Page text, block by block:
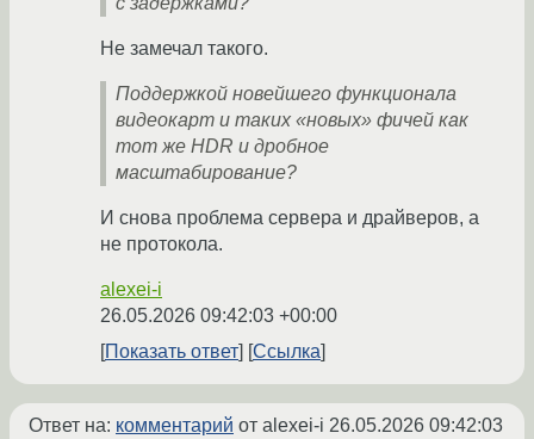
Не замечал такого.
Поддержкой новейшего функционала
видеокарт и таких «новых» фичей как
тот же HDR и дробное
масштабирование?
И снова проблема сервера и драйверов, а
не протокола.
alexei-i
26.05.2026 09:42:03 +00:00
Показать ответ
Ссылка
Ответ на: комментарий от alexei-i 26.05.2026 09:42:03